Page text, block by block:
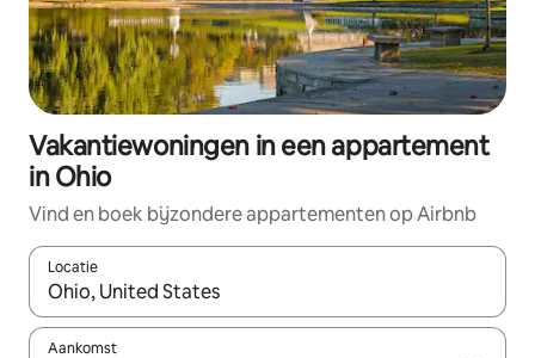
Vakantiewoningen in een appartement
in Ohio
Vind en boek bijzondere appartementen op Airbnb
Locatie
Wanneer er suggesties beschikbaar zijn, maak je een keuze
Aankomst